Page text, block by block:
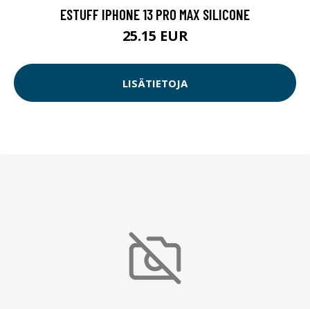
ESTUFF IPHONE 13 PRO MAX SILICONE
25.15 EUR
LISÄTIETOJA